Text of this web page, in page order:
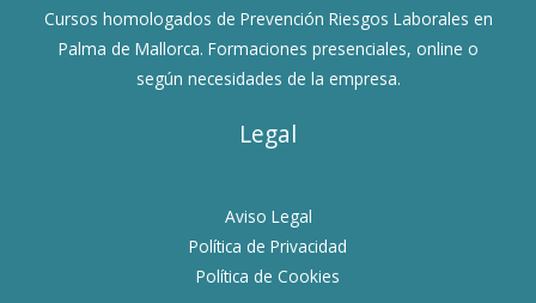
Cursos homologados de Prevención Riesgos Laborales en
Palma de Mallorca. Formaciones presenciales, online o
según necesidades de la empresa.
Legal
Aviso Legal
Política de Privacidad
Política de Cookies